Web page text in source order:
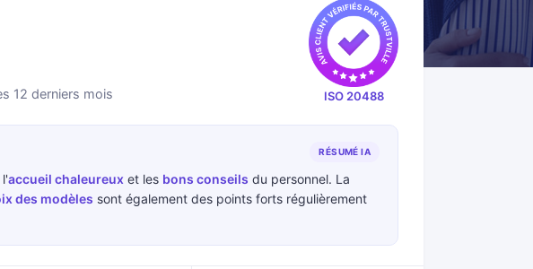
12 derniers mois ISO 20488
RÉSUMÉ IA
accueil chaleureux et les bons conseils du personnel. La
des modèles sont également des points forts régulièrement